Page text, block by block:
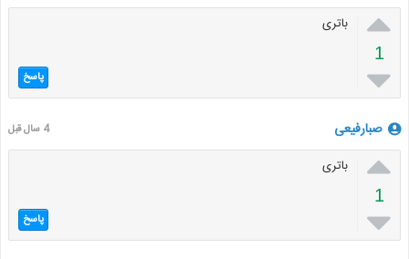

1

باتری
پاسخ
صبارفیعی 4 سال قبل

1

باتری
پاسخ